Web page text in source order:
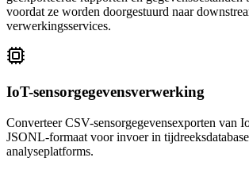
voordat ze worden doorgestuurd naar
verwerkingsservices.
IoT-sensorgegevensverwerking
Converteer CSV-sensorgegevensexporten van
JSONL-formaat voor invoer in
analyseplatforms.